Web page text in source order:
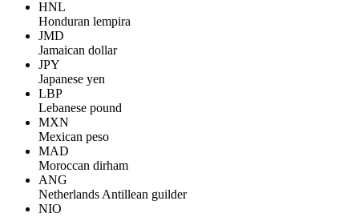
HNL
Honduran lempira
JMD
Jamaican dollar
JPY
Japanese yen
LBP
Lebanese pound
MXN
Mexican peso
MAD
Moroccan dirham
ANG
Netherlands Antillean guilder
NIO